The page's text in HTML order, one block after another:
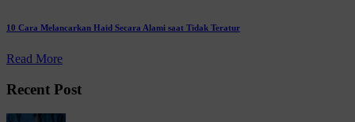
10 Cara Melancarkan Haid Secara Alami saat Tidak Teratur
Read More
Recent Post